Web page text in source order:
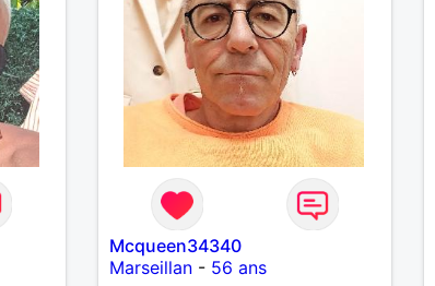
Mcqueen34340
Marseillan- 56 ans